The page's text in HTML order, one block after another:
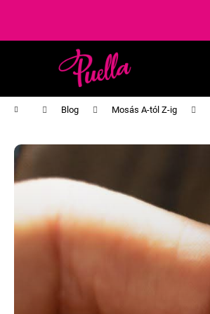
KezdőlapBlog Mosás A-tól Z-ig
s